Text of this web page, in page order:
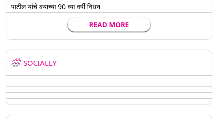
पाटील यांचे वयाच्या 90 व्या वर्षी निधन
READ MORE
SOCIALLY